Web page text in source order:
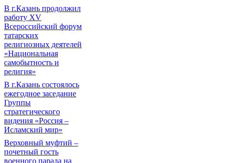
В г.Казань продолжил
работу XV
Всероссийский форум
татарских
религиозных деятелей
«Национальная
самобытность и
религия»
В г.Казань состоялось
ежегодное заседание
Группы
стратегического
видения «Россия –
Исламский мир»
Верховный муфтий –
почетный гость
военного парада на